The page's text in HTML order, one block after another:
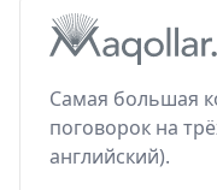
Самая большая
поговорок на
английский).